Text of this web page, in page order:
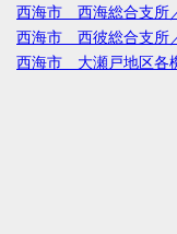
西海市 西海総合支所
西海市 西彼総合支所
西海市 大瀬戸地区各